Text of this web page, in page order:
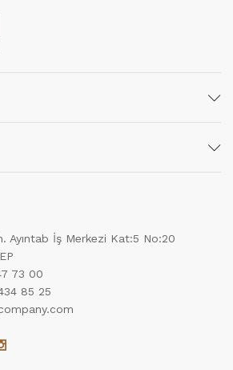
Ayıntab İş Merkezi Kat:5 No:20
73 00
85 25